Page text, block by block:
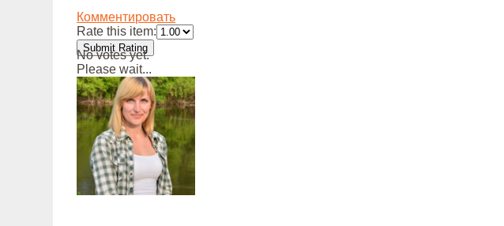
Комментировать
Rate this item:
Submit Rating
No votes yet.
Please wait...